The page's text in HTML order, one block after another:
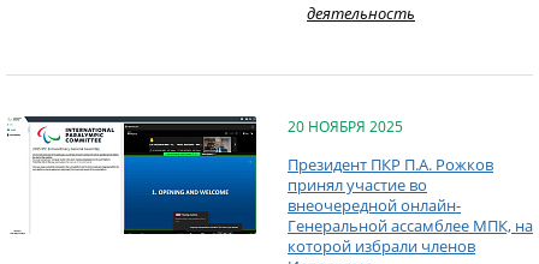
деятельность
20 НОЯБРЯ 2025
Президент ПКР П.А. Рожков
принял участие во
внеочередной онлайн-
Генеральной ассамблее МПК, на
которой избрали членов